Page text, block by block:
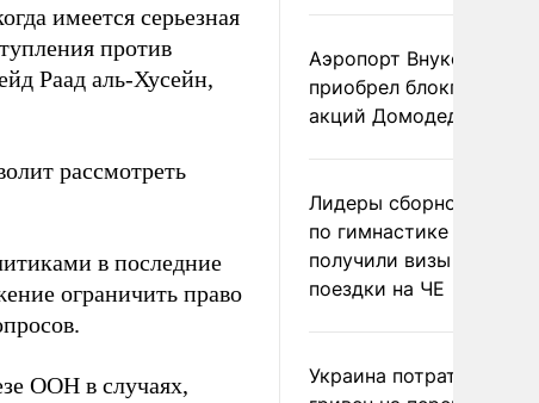
имеется серьезная
против
Раад аль-Хусейн,
рассмотреть
в последние
ограничить право
ООН в случаях,
Аэропорт Внуково
приобрел блокпакет
акций Домодедово
Лидеры сборной
по гимнастике не
получили визы для
поездки на ЧЕ
Украина потратила 1